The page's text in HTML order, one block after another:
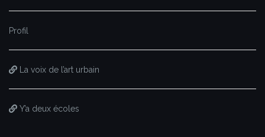
Profil
La voix de l’art urbain
Y’a deux écoles